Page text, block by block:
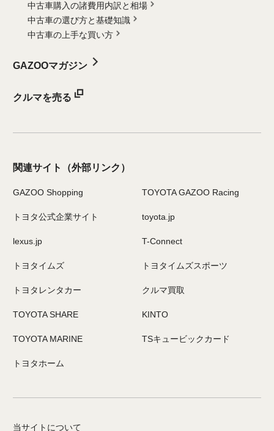
中古車購入の諸費用内訳と相場
中古車の選び方と基礎知識
中古車の上手な買い方
GAZOOマガジン
クルマを売る
関連サイト （外部リンク）
GAZOO Shopping TOYOTA GAZOO Racing
トヨタ公式企業サイト toyota.jp
lexus.jp T-Connect
トヨタイムズ トヨタイムズスポーツ
トヨタレンタカー クルマ買取
TOYOTA SHARE KINTO
TOYOTA MARINE TSキュービックカード
トヨタホーム
当サイトについて